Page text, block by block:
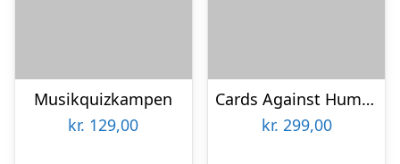
Musikquizkampen
kr. 129,00
Cards Against Humanity – International Edition
kr. 299,00